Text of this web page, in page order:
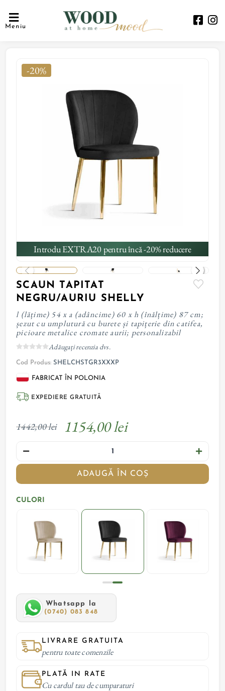
Meniu
-20%
Introdu EXTRA20 pentru încă -20% reducere
SCAUN TAPITAT
NEGRU/AURIU SHELLY
l (lățime) 54 x a (adâncime) 60 x h (înălțime) 87 cm;
șezut cu umplutură cu burete și tapițerie din catifea,
picioare metalice cromate aurii; personalizabil
Adăugați recenzia dvs.
Cod Produs: SHELCHSTGR3XXXP
FABRICAT ÎN POLONIA
EXPEDIERE GRATUITĂ
1442,00 lei 1154,00 lei
ADAUGĂ ÎN COȘ
CULORI
Whatsapp la
(0740) 083 848
LIVRARE GRATUITA
pentru toate comenzile
PLATĂ IN RATE
Cu cardul tau de cumparaturi